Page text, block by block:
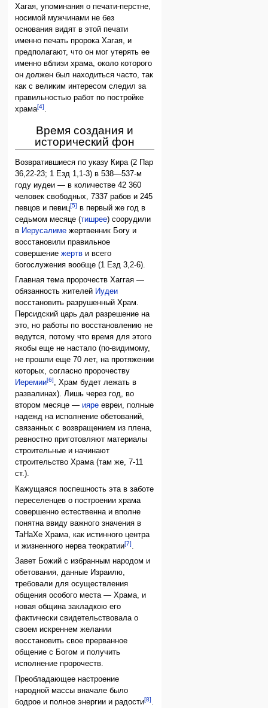
Хагая, упоминания о печати-перстне,
носимой мужчинами не без
основания видят в этой печати
именно печать пророка Хагая, и
предполагают, что он мог утерять ее
именно вблизи храма, около которого
он должен был находиться часто, так
как с великим интересом следил за
правильностью работ по постройке
храма[4].
Время создания и
исторический фон
Возвратившиеся по указу Кира (2 Пар
36,22-23; 1 Езд 1,1-3) в 538—537-м
году иудеи — в количестве 42 360
человек свободных, 7337 рабов и 245
певцов и певиц[5] в первый же год в
седьмом месяце (тишрее) соорудили
в Иерусалиме жертвенник Богу и
восстановили правильное
совершениежертв и всего
богослужения вообще (1 Езд 3,2-6).
Главная тема пророчеств Хаггая —
обязанность жителей Иудеи
восстановить разрушенный Храм.
Персидский царь дал разрешение на
это, но работы по восстановлению не
ведутся, потому что время для этого
якобы еще не настало (по-видимому,
не прошли еще 70 лет, на протяжении
которых, согласно пророчеству
Иеремии[6], Храм будет лежать в
развалинах). Лишь через год, во
втором месяце —ияре евреи, полные
надежд на исполнение обетований,
связанных с возвращением из плена,
ревностно приготовляют материалы
строительные и начинают
строительство Храма (там же, 7-11
ст.).
Кажущаяся поспешность эта в заботе
переселенцев о построении храма
совершенно естественна и вполне
понятна ввиду важного значения в
ТаНаХе Храма, как истинного центра
и жизненного нерва теократии[7].
Завет Божий с избранным народом и
обетования, данные Израилю,
требовали для осуществления
общения особого места — Храма, и
новая община закладкою его
фактически свидетельствовала о
своем искреннем желании
восстановить свое прерванное
общение с Богом и получить
исполнение пророчеств.
Преобладающее настроение
народной массы вначале было
бодрое и полное энергии и радости[8].